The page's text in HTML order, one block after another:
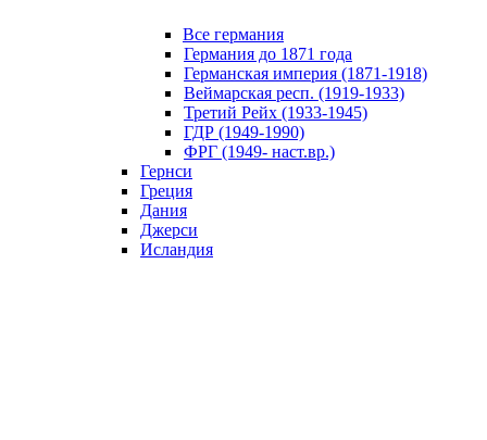
Все германия
Германия до 1871 года
Германская империя (1871-1918)
Веймарская респ. (1919-1933)
Третий Рейх (1933-1945)
ГДР (1949-1990)
ФРГ (1949- наст.вр.)
Гернси
Греция
Дания
Джерси
Исландия